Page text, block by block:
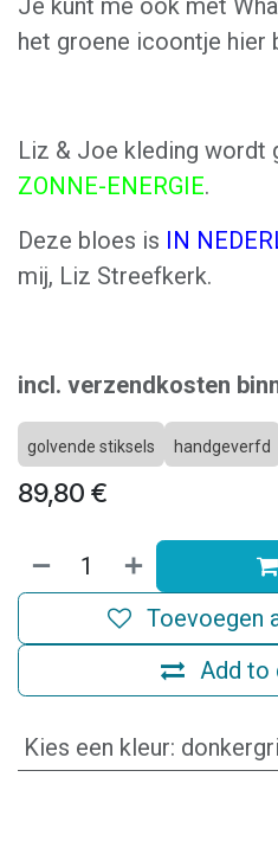
Je kunt me ook met
het groene icoontje hier
Liz & Joe kleding wordt
ZONNE-ENERGIE.
Deze bloes is IN
mij, Liz Streefkerk.
incl. verzendkosten
golvende stiksels handgeverfd
89,80 €
Add to
Toevoegen
Kies een kleur: